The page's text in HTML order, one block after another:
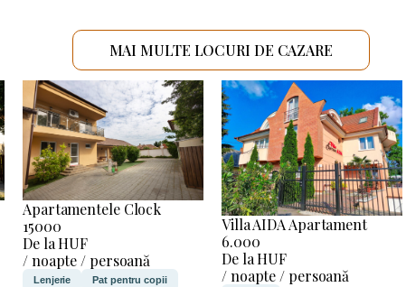
MAI MULTE LOCURI DE CAZARE
Apartamentele Clock
15000
De la HUF
/ noapte / persoană
Lenjerie Pat pentru copii
Villa AIDA Apartament
6.000
De la HUF
/ noapte / persoană